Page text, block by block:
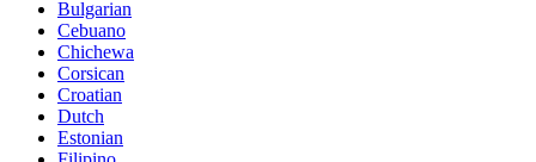
Bulgarian
Cebuano
Chichewa
Corsican
Croatian
Dutch
Estonian